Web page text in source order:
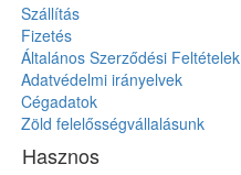
Szállítás
Fizetés
Általános Szerződési Feltételek
Adatvédelmi irányelvek
Cégadatok
Zöld felelősségvállalásunk
Hasznos